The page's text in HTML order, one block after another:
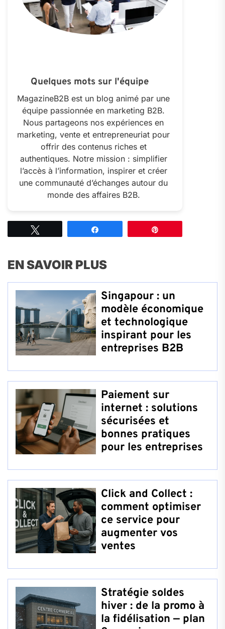
Quelques mots sur l'équipe
MagazineB2B est un blog animé par une
équipe passionnée en marketing B2B.
Nous partageons nos expériences en
marketing, vente et entrepreneuriat pour
offrir des contenus riches et
authentiques. Notre mission : simplifier
l’accès à l’information, inspirer et créer
une communauté d’échanges autour du
monde des affaires B2B.
EN SAVOIR PLUS
Singapour : un
modèle économique
et technologique
inspirant pour les
entreprises B2B
Paiement sur
internet : solutions
sécurisées et
bonnes pratiques
pour les entreprises
Click and Collect :
comment optimiser
ce service pour
augmenter vos
ventes
Stratégie soldes
hiver : de la promo à
la fidélisation — plan